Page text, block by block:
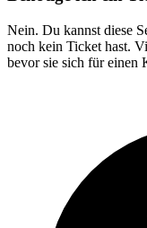
Nein. Du kannst diese
noch kein Ticket hast.
bevor sie sich für einen